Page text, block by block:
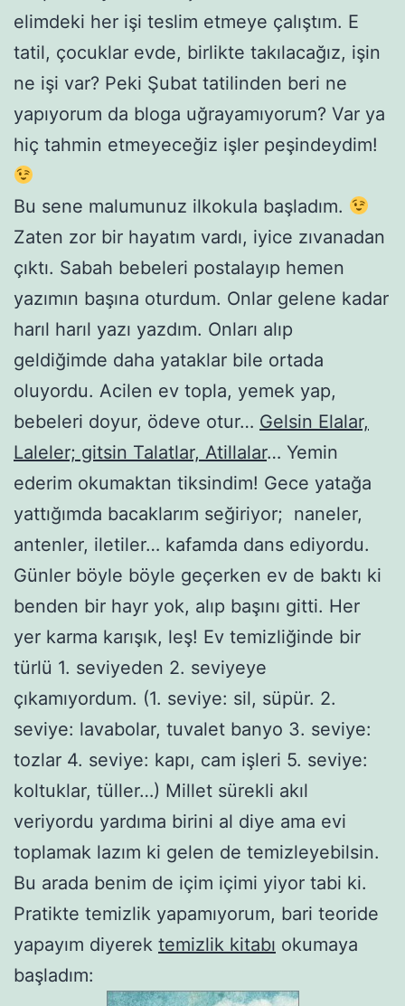
elimdeki her işi teslim etmeye çalıştım. E
tatil, çocuklar evde, birlikte takılacağız, işin
ne işi var? Peki Şubat tatilinden beri ne
yapıyorum da bloga uğrayamıyorum? Var ya
hiç tahmin etmeyeceğiz işler peşindeydim!
Bu sene malumunuz ilkokula başladım.
Zaten zor bir hayatım vardı, iyice zıvanadan
çıktı. Sabah bebeleri postalayıp hemen
yazımın başına oturdum. Onlar gelene kadar
harıl harıl yazı yazdım. Onları alıp
geldiğimde daha yataklar bile ortada
oluyordu. Acilen ev topla, yemek yap,
bebeleri doyur, ödeve otur… Gelsin Elalar,
Laleler; gitsin Talatlar, Atillalar… Yemin
ederim okumaktan tiksindim! Gece yatağa
yattığımda bacaklarım seğiriyor; naneler,
antenler, iletiler… kafamda dans ediyordu.
Günler böyle böyle geçerken ev de baktı ki
benden bir hayr yok, alıp başını gitti. Her
yer karma karışık, leş! Ev temizliğinde bir
türlü 1. seviyeden 2. seviyeye
çıkamıyordum. (1. seviye: sil, süpür. 2.
seviye: lavabolar, tuvalet banyo 3. seviye:
tozlar 4. seviye: kapı, cam işleri 5. seviye:
koltuklar, tüller…) Millet sürekli akıl
veriyordu yardıma birini al diye ama evi
toplamak lazım ki gelen de temizleyebilsin.
Bu arada benim de içim içimi yiyor tabi ki.
Pratikte temizlik yapamıyorum, bari teoride
yapayım diyerek temizlik kitabı okumaya
başladım: